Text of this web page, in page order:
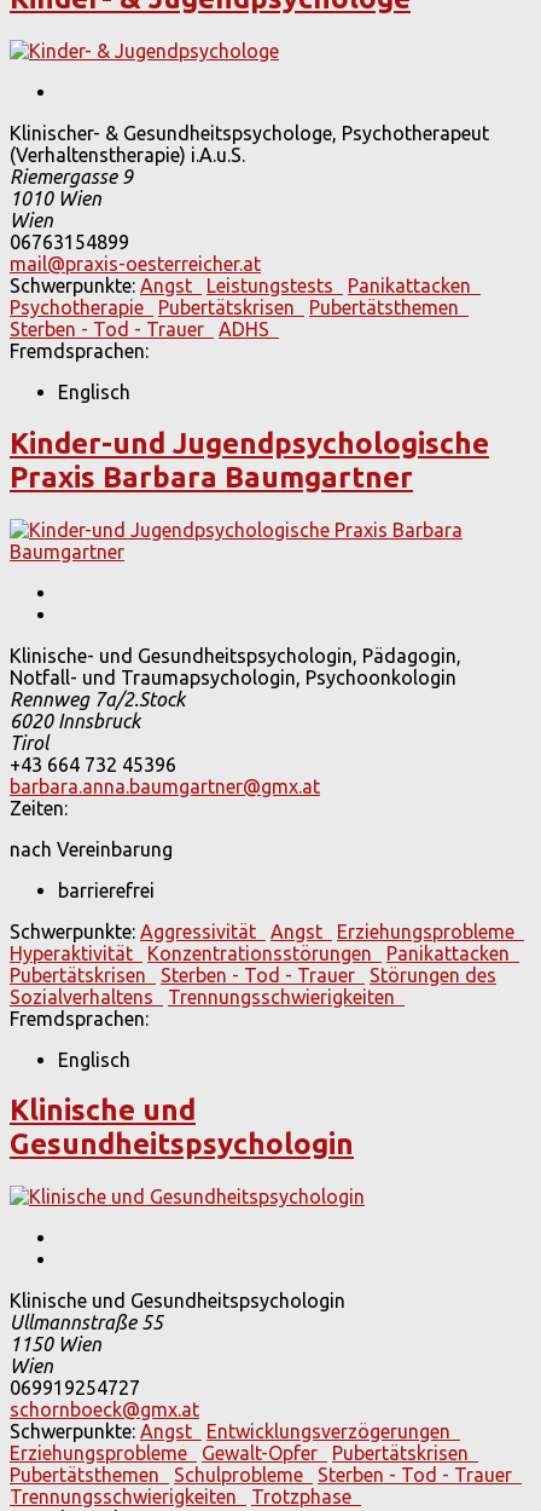
Klinischer- & Gesundheitspsychologe, Psychotherapeut
(Verhaltenstherapie) i.A.u.S.
Riemergasse 9
1010Wien
Wien
06763154899
mail@praxis-oesterreicher.at
Schwerpunkte: Angst Leistungstests
Panikattacken
Psychotherapie
Pubertätskrisen
Pubertätsthemen
Sterben - Tod - Trauer
ADHS
Fremdsprachen:
Englisch
Kinder-und Jugendpsychologische
Praxis Barbara Baumgartner
Klinische- und Gesundheitspsychologin, Pädagogin,
Notfall- und Traumapsychologin, Psychoonkologin
Rennweg 7a/2.Stock
6020Innsbruck
Tirol
+43 664 732 45396
barbara.anna.baumgartner@gmx.at
Zeiten:
nach Vereinbarung
barrierefrei
Schwerpunkte: Aggressivität Angst
Erziehungsprobleme
Hyperaktivität
Konzentrationsstörungen
Panikattacken
Pubertätskrisen
Sterben - Tod - Trauer
Störungen des
Sozialverhaltens
Trennungsschwierigkeiten
Fremdsprachen:
Englisch
Klinische und
Gesundheitspsychologin
Klinische und Gesundheitspsychologin
Ullmannstraße 55
1150Wien
Wien
069919254727
schornboeck@gmx.at
Schwerpunkte: Angst
Entwicklungsverzögerungen
Erziehungsprobleme
Gewalt-Opfer
Pubertätskrisen
Pubertätsthemen
Schulprobleme
Sterben - Tod - Trauer
Trennungsschwierigkeiten
Trotzphase